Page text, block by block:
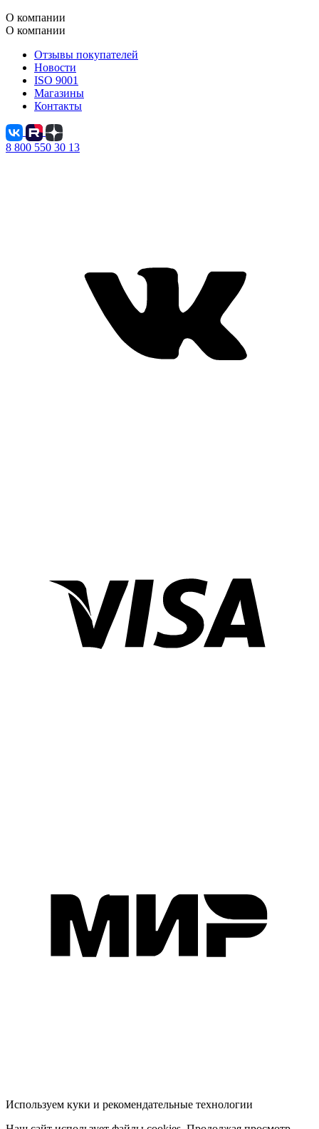
О компании
О компании
Отзывы покупателей
Новости
ISO 9001
Магазины
Контакты
8 800 550 30 13
Используем куки и рекомендательные технологии